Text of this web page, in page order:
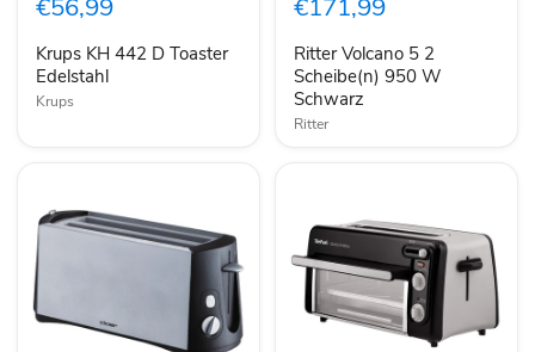
Toaster
€56,99
Krups KH 442 D Toaster
Edelstahl
Krups
Scheibe(n)
W
Schwarz
€171,99
Ritter Volcano 5 2
Scheibe(n) 950 W
Schwarz
Ritter